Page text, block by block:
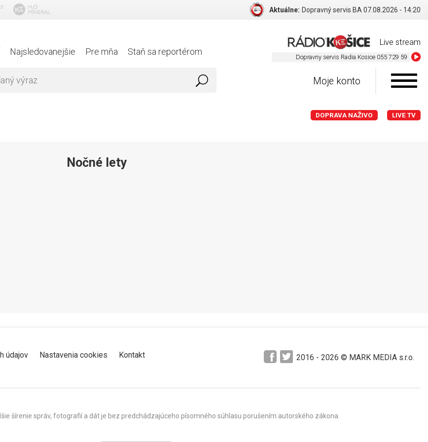
Aktuálne: Dopravný servis BA 07.08.2026 - 14:20
Live stream
Dopravny servis Radia Kosice 055 729 59 59
Najsledovanejšie Pre mňa Staň sa reportérom
Moje konto
DOPRAVA NAŽIVO LIVE TV
Nočné lety
údajov Nastavenia cookies Kontakt 2016 - 2026 © MARK MEDIA s.r.o.
šírenie správ, fotografií a dát je bez predchádzajúceho písomného súhlasu porušením autorského zákona.